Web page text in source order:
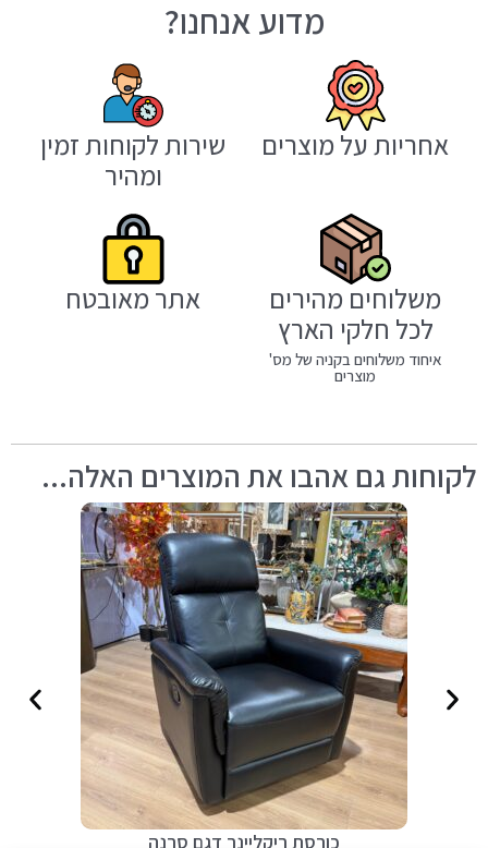
מדוע אנחנו?
אחריות על מוצרים
שירות לקוחות זמין
ומהיר
משלוחים מהירים
לכל חלקי הארץ
איחוד משלוחים בקניה של מס'
מוצרים
אתר מאובטח
לקוחות גם אהבו את המוצרים האלה...
כורסת ריקליינר דגם סרנה